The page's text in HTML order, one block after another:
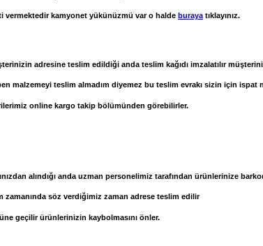
vermektedir kamyonet yükünüzmü var o halde buraya tıklayınız.
adresine teslim edildiği anda teslim kağıdı imzalatılır
malzemeyi teslim almadım diyemez bu teslim evrakı sizin için ispat
online kargo takip bölümünden görebilirler.
alındığı anda uzman personelimiz tarafından ürünlerinize barkod
söz verdiğimiz zaman adrese teslim edilir
geçilir ürünlerinizin kaybolmasını önler.